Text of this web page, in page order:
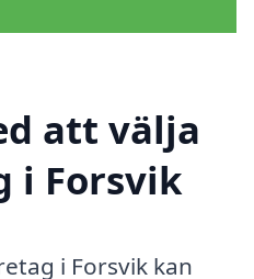
att välja
i Forsvik
i Forsvik kan